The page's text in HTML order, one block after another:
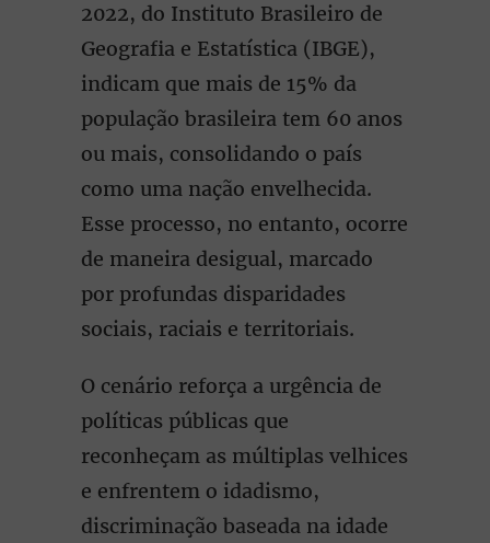
2022, do Instituto Brasileiro de
Geografia e Estatística (IBGE),
indicam que mais de 15% da
população brasileira tem 60 anos
ou mais, consolidando o país
como uma nação envelhecida.
Esse processo, no entanto, ocorre
de maneira desigual, marcado
por profundas disparidades
sociais, raciais e territoriais.
O cenário reforça a urgência de
políticas públicas que
reconheçam as múltiplas velhices
e enfrentem o idadismo,
discriminação baseada na idade